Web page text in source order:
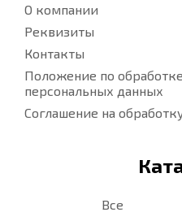
О компании
Реквизиты
Контакты
Положение по
персональных данных
Соглашение на
Все